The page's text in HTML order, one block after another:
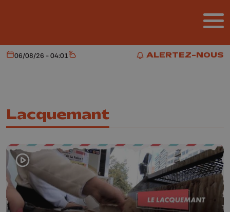
ALERTEZ-NOUS
ALERTEZ-NOUS
Aujourd'hui
06/08/26 - 04:01 Météo
Lacquemant